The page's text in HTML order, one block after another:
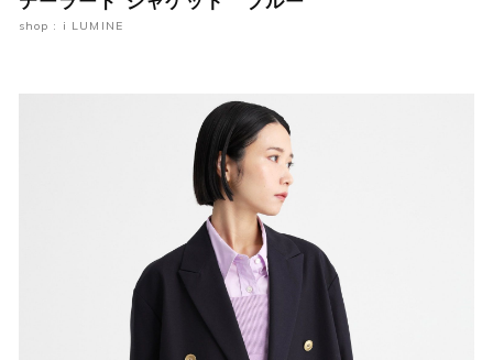
shop : i LUMINE